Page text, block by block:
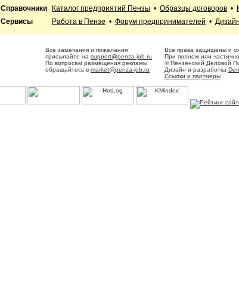
Справочники
Каталог предприятий Пензы • Образцы договоров •
Сервисы
Работа в Пензе • Форум предпринимателей •
Все замечания и пожелания
присылайте на support@penza-job.ru
По вопросам размещения рекламы
обращайтесь в market@penza-job.ru
Все права защищены и
При полном или
© Пензенский Деловой
Дизайн и разработка
Ссылки и партнеры